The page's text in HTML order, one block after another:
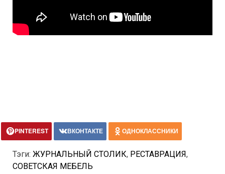
PINTEREST ВКОНТАКТЕ ОДНОКЛАССНИКИ
Тэги: ЖУРНАЛЬНЫЙ СТОЛИК, РЕСТАВРАЦИЯ,
СОВЕТСКАЯ МЕБЕЛЬ